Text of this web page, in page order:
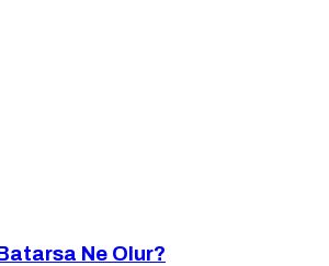
Ne Olur?